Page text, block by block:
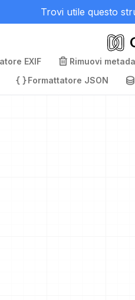
Trovi utile questo
EXIF Rimuovi
Formattatore JSON